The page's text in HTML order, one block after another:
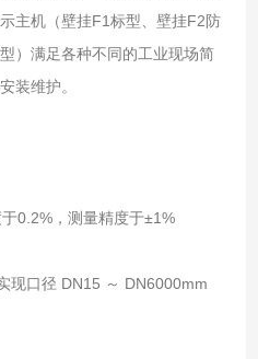
主机（壁挂F1标型、壁挂F2防
）满足各种不同的工业现场简
装维护。
0.2%，测量精度于±1%
现口径 DN15 ～ DN6000mm